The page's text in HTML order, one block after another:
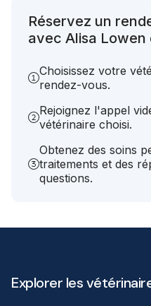
Réservez un
avec Alisa
Choisissez votre
rendez-vous.
Rejoignez l'appel
vétérinaire choisi.
Obtenez des soins
traitements et des
questions.
Explorer les